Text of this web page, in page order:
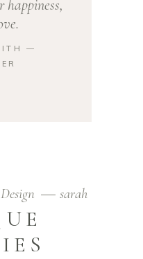
happiness,
―
Design sarah